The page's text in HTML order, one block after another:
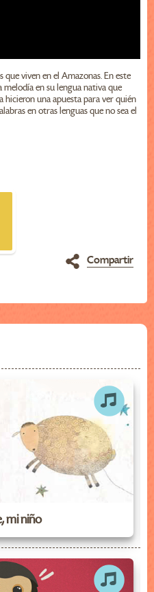
viven en el Amazonas. En este
melodía en su lengua nativa que
hicieron una apuesta para ver quién
en otras lenguas que no sea el
Compartir
mi niño